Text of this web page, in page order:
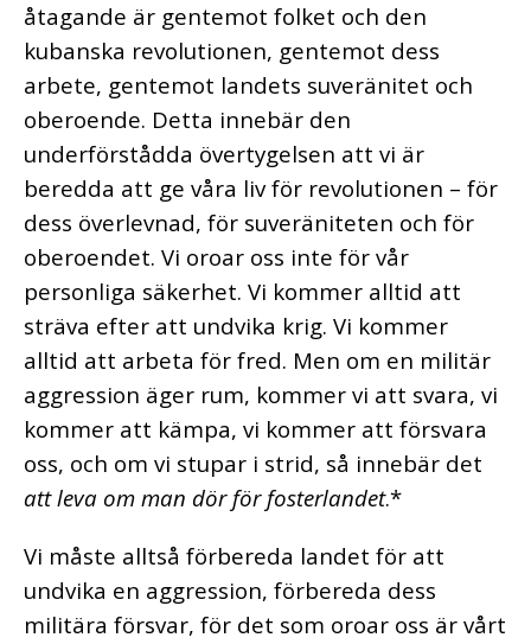
åtagande är gentemot folket och den
kubanska revolutionen, gentemot dess
arbete, gentemot landets suveränitet och
oberoende. Detta innebär den
underförstådda övertygelsen att vi är
beredda att ge våra liv för revolutionen – för
dess överlevnad, för suveräniteten och för
oberoendet. Vi oroar oss inte för vår
personliga säkerhet. Vi kommer alltid att
sträva efter att undvika krig. Vi kommer
alltid att arbeta för fred. Men om en militär
aggression äger rum, kommer vi att svara, vi
kommer att kämpa, vi kommer att försvara
oss, och om vi stupar i strid, så innebär det
att leva om man dör för fosterlandet.*
Vi måste alltså förbereda landet för att
undvika en aggression, förbereda dess
militära försvar, för det som oroar oss är vårt